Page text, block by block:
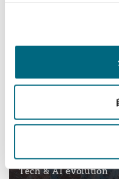
Climate change risk
Tech & AI evolution